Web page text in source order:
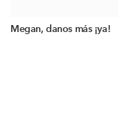
Megan, danos más ¡ya!